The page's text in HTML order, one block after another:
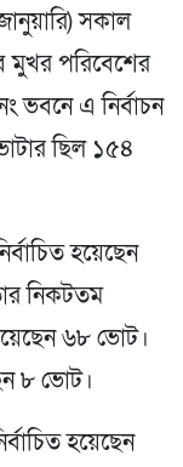
সকাল
মুখর পরিবেশের
ভবনে এ নির্বাচন
ছিল ১৫৪
হয়েছেন
নিকটতম
৬৮ ভোট।
৮ ভোট।
হয়েছেন